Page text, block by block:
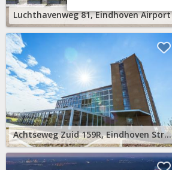
Luchthavenweg 81, Eindhoven Airport
Achtseweg Zuid 159R, Eindhoven Strijp-S